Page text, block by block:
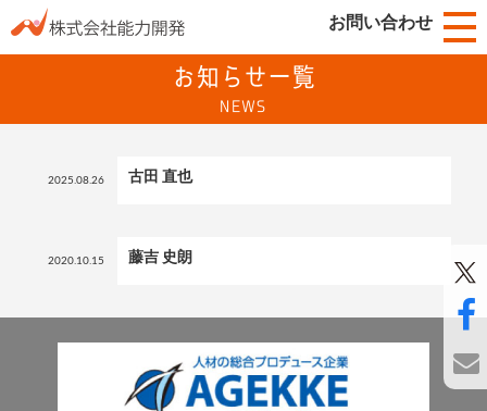
お問い合わせ
お知らせ一覧
NEWS
2025.08.26 古田 直也
2020.10.15 藤吉 史朗